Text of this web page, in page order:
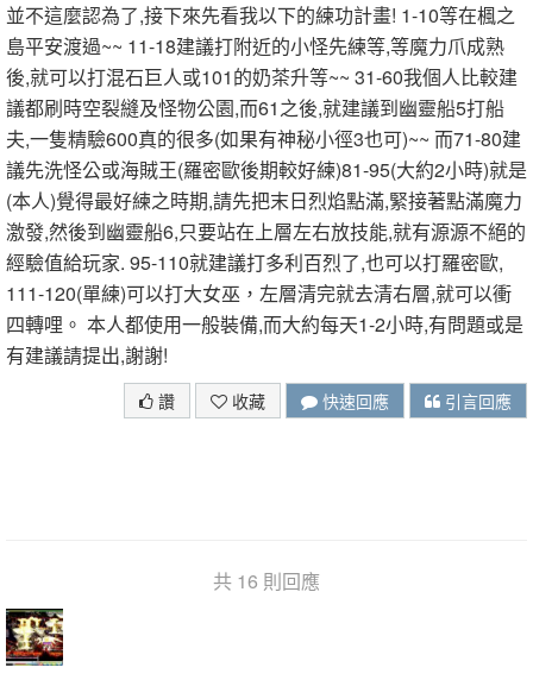
並不這麼認為了,接下來先看我以下的練功計畫! 1-10等在楓之
島平安渡過~~ 11-18建議打附近的小怪先練等,等魔力爪成熟
後,就可以打混石巨人或101的奶茶升等~~ 31-60我個人比較建
議都刷時空裂縫及怪物公園,而61之後,就建議到幽靈船5打船
夫,一隻精驗600真的很多(如果有神秘小徑3也可)~~ 而71-80建
議先洗怪公或海賊王(羅密歐後期較好練)81-95(大約2小時)就是
(本人)覺得最好練之時期,請先把末日烈焰點滿,緊接著點滿魔力
激發,然後到幽靈船6,只要站在上層左右放技能,就有源源不絕的
經驗值給玩家. 95-110就建議打多利百烈了,也可以打羅密歐,
111-120(單練)可以打大女巫，左層清完就去清右層,就可以衝
四轉哩。 本人都使用一般裝備,而大約每天1-2小時,有問題或是
有建議請提出,謝謝!
讚 收藏 快速回應 引言回應
共 16 則回應